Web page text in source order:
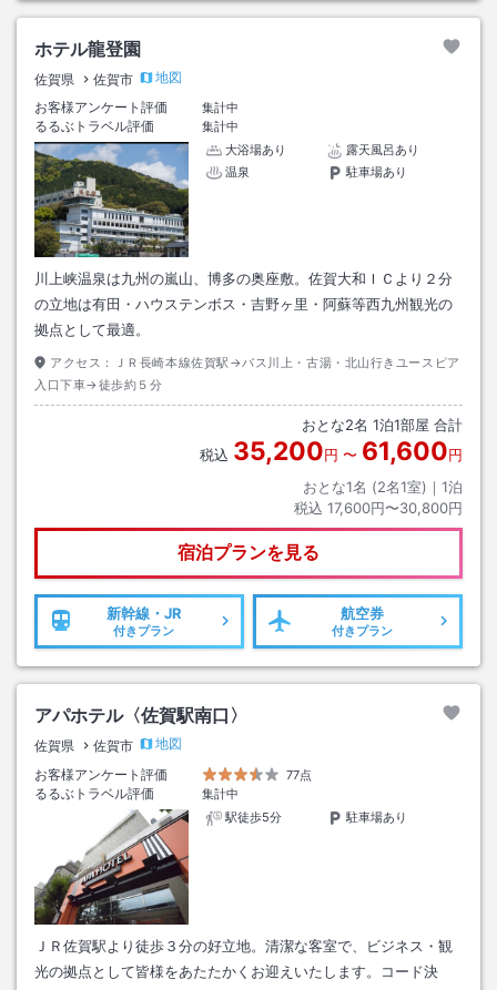
ホテル龍登園
佐賀県 佐賀市
地図
お客様アンケート評価
集計中
るるぶトラベル評価
集計中
大浴場あり
露天風呂あり
温泉
駐車場あり
川上峡温泉は九州の嵐山、博多の奥座敷。佐賀大和ＩＣより２分
の立地は有田・ハウステンボス・吉野ヶ里・阿蘇等西九州観光の
拠点として最適。
アクセス：
ＪＲ長崎本線佐賀駅→バス川上・古湯・北山行きユースピア
入口下車→徒歩約５分
おとな2名 1泊1部屋 合計
税込 35,200円 〜 61,600円
おとな1名 (2名1室)｜ 1泊
税込 17,600円〜30,800円
宿泊プランを見る
新幹線・JR
付きプラン
航空券
付きプラン
アパホテル〈佐賀駅南口〉
佐賀県 佐賀市
地図
お客様アンケート評価
77点
るるぶトラベル評価
集計中
駅徒歩5分
駐車場あり
ＪＲ佐賀駅より徒歩３分の好立地。清潔な客室で、ビジネス・観
光の拠点として皆様をあたたかくお迎えいたします。コード決